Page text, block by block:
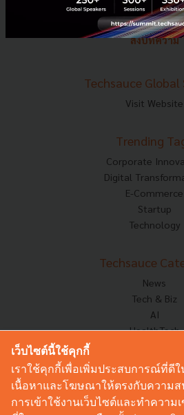
Techsauce
Privacy Policy
ส่งบทความ
Techsauce
Visit Website
Trending
Corporate
Digital
E-Commerce
Startup
Technology
Techsauce
News
Tech & Biz
AI
HealthTech
Corp Innov
Saucy
Based On
Sustainable
เว็บไซต์นี้ใช้คุกกี้
เราใช้คุกกี้เพื่อเพิ่มประสบการณ์ที่ดี
เนื้อหาและโฆษณาให้ตรงกับความส
การเข้าใช้งานเว็บไซต์และทำความ